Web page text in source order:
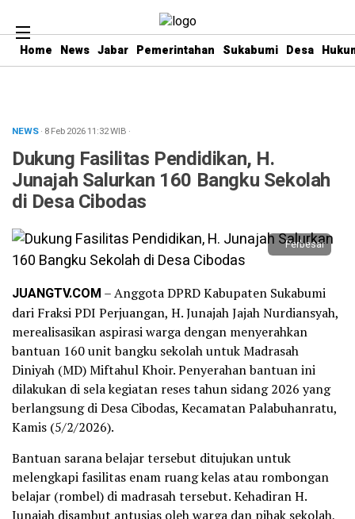
Home News Jabar Pemerintahan Sukabumi Desa
NEWS· 8 Feb 202611:32WIB ·
Dukung Fasilitas Pendidikan, H.
Junajah Salurkan 160 Bangku Sekolah
di Desa Cibodas
Perbesar
JUANGTV.COM – Anggota DPRD Kabupaten Sukabumi
dari Fraksi PDI Perjuangan, H. Junajah Jajah Nurdiansyah,
merealisasikan aspirasi warga dengan menyerahkan
bantuan 160 unit bangku sekolah untuk Madrasah
Diniyah (MD) Miftahul Khoir. Penyerahan bantuan ini
dilakukan di sela kegiatan reses tahun sidang 2026 yang
berlangsung di Desa Cibodas, Kecamatan Palabuhanratu,
Kamis (5/2/2026).
Bantuan sarana belajar tersebut ditujukan untuk
melengkapi fasilitas enam ruang kelas atau rombongan
belajar (rombel) di madrasah tersebut. Kehadiran H.
Junajah disambut antusias oleh warga dan pihak sekolah,